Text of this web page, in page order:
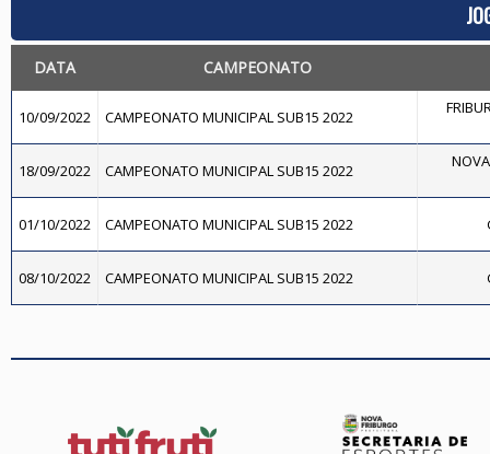
DATA CAMPEONATO
10/09/2022 CAMPEONATO MUNICIPAL SUB15 2022
18/09/2022 CAMPEONATO MUNICIPAL SUB15 2022
01/10/2022 CAMPEONATO MUNICIPAL SUB15 2022
08/10/2022 CAMPEONATO MUNICIPAL SUB15 2022